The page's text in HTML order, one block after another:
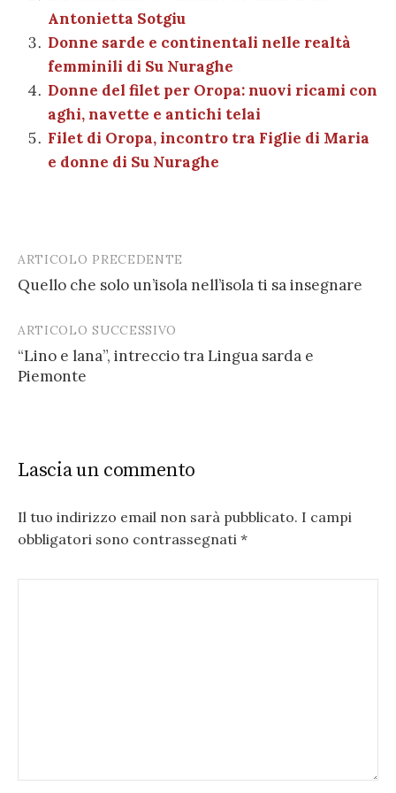
o
k
p
di
Antonietta Sotgiu
Donne sarde e continentali nelle realtà
femminili di Su Nuraghe
Donne del filet per Oropa: nuovi ricami con
aghi, navette e antichi telai
Filet di Oropa, incontro tra Figlie di Maria
e donne di Su Nuraghe
Post
navigation
ARTICOLO PRECEDENTE
Quello che solo un’isola nell’isola ti sa insegnare
ARTICOLO SUCCESSIVO
“Lino e lana”, intreccio tra Lingua sarda e
Piemonte
Lascia un commento
Il tuo indirizzo email non sarà pubblicato. I campi
obbligatori sono contrassegnati *